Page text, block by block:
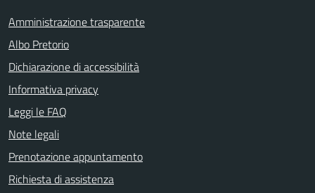
Amministrazione trasparente
Albo Pretorio
Dichiarazione di accessibilità
Informativa privacy
Leggi le FAQ
Note legali
Prenotazione appuntamento
Richiesta di assistenza